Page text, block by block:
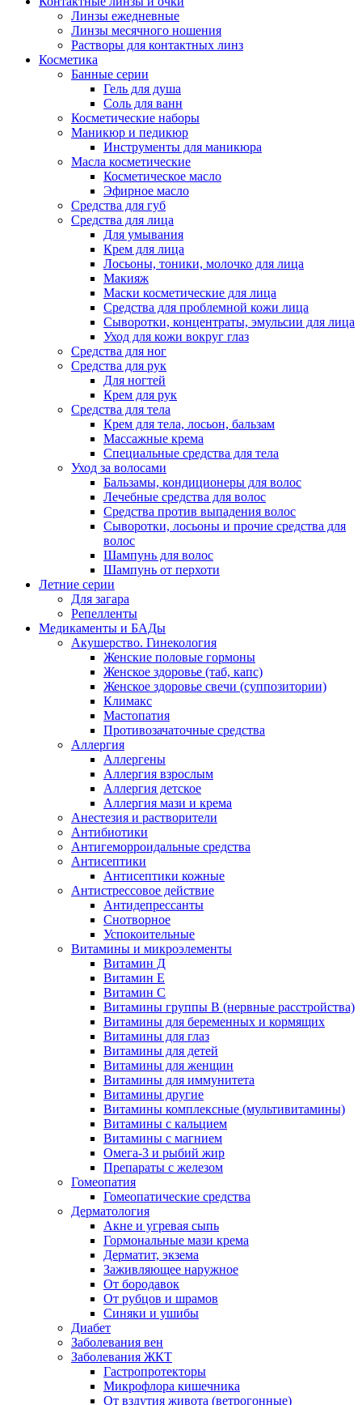
Линзы ежедневные
Линзы месячного ношения
Растворы для контактных линз
Косметика
Банные серии
Гель для душа
Соль для ванн
Косметические наборы
Маникюр и педикюр
Инструменты для маникюра
Масла косметические
Косметическое масло
Эфирное масло
Средства для губ
Средства для лица
Для умывания
Крем для лица
Лосьоны, тоники, молочко для лица
Макияж
Маски косметические для лица
Средства для проблемной кожи лица
Сыворотки, концентраты, эмульсии для лица
Уход для кожи вокруг глаз
Средства для ног
Средства для рук
Для ногтей
Крем для рук
Средства для тела
Крем для тела, лосьон, бальзам
Массажные крема
Специальные средства для тела
Уход за волосами
Бальзамы, кондиционеры для волос
Лечебные средства для волос
Средства против выпадения волос
Сыворотки, лосьоны и прочие средства для
волос
Шампунь для волос
Шампунь от перхоти
Летние серии
Для загара
Репелленты
Медикаменты и БАДы
Акушерство. Гинекология
Женские половые гормоны
Женское здоровье (таб, капс)
Женское здоровье свечи (суппозитории)
Климакс
Мастопатия
Противозачаточные средства
Аллергия
Аллергены
Аллергия взрослым
Аллергия детское
Аллергия мази и крема
Анестезия и растворители
Антибиотики
Антигеморроидальные средства
Антисептики
Антисептики кожные
Антистрессовое действие
Антидепрессанты
Снотворное
Успокоительные
Витамины и микроэлементы
Витамин Д
Витамин Е
Витамин С
Витамины группы В (нервные расстройства)
Витамины для беременных и кормящих
Витамины для глаз
Витамины для детей
Витамины для женщин
Витамины для иммунитета
Витамины другие
Витамины комплексные (мультивитамины)
Витамины с кальцием
Витамины с магнием
Омега-3 и рыбий жир
Препараты с железом
Гомеопатия
Гомеопатические средства
Дерматология
Акне и угревая сыпь
Гормональные мази крема
Дерматит, экзема
Заживляющее наружное
От бородавок
От рубцов и шрамов
Синяки и ушибы
Диабет
Заболевания вен
Заболевания ЖКТ
Гастропротекторы
Микрофлора кишечника
От вздутия живота (ветрогонные)